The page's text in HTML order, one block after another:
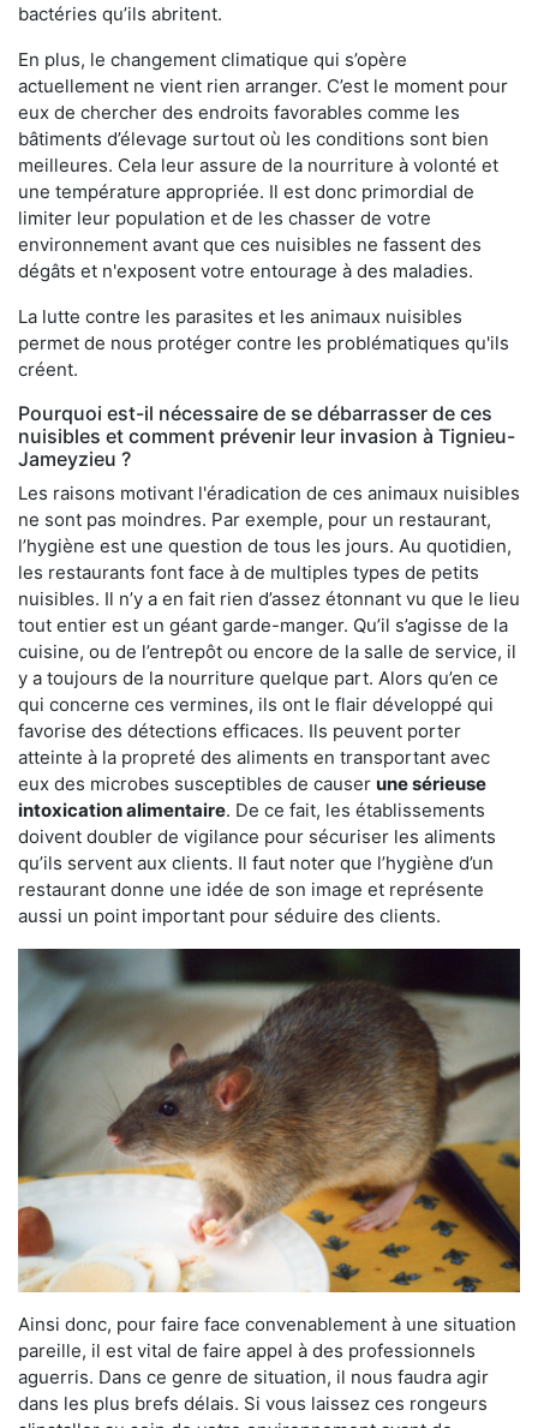
bactéries qu’ils abritent.
En plus, le changement climatique qui s’opère
actuellement ne vient rien arranger. C’est le moment pour
eux de chercher des endroits favorables comme les
bâtiments d’élevage surtout où les conditions sont bien
meilleures. Cela leur assure de la nourriture à volonté et
une température appropriée. Il est donc primordial de
limiter leur population et de les chasser de votre
environnement avant que ces nuisibles ne fassent des
dégâts et n'exposent votre entourage à des maladies.
La lutte contre les parasites et les animaux nuisibles
permet de nous protéger contre les problématiques qu'ils
créent.
Pourquoi est-il nécessaire de se débarrasser de ces
nuisibles et comment prévenir leur invasion à Tignieu-
Jameyzieu ?
Les raisons motivant l'éradication de ces animaux nuisibles
ne sont pas moindres. Par exemple, pour un restaurant,
l’hygiène est une question de tous les jours. Au quotidien,
les restaurants font face à de multiples types de petits
nuisibles. Il n’y a en fait rien d’assez étonnant vu que le lieu
tout entier est un géant garde-manger. Qu’il s’agisse de la
cuisine, ou de l’entrepôt ou encore de la salle de service, il
y a toujours de la nourriture quelque part. Alors qu’en ce
qui concerne ces vermines, ils ont le flair développé qui
favorise des détections efficaces. Ils peuvent porter
atteinte à la propreté des aliments en transportant avec
eux des microbes susceptibles de causer une sérieuse
intoxication alimentaire. De ce fait, les établissements
doivent doubler de vigilance pour sécuriser les aliments
qu’ils servent aux clients. Il faut noter que l’hygiène d’un
restaurant donne une idée de son image et représente
aussi un point important pour séduire des clients.
Ainsi donc, pour faire face convenablement à une situation
pareille, il est vital de faire appel à des professionnels
aguerris. Dans ce genre de situation, il nous faudra agir
dans les plus brefs délais. Si vous laissez ces rongeurs